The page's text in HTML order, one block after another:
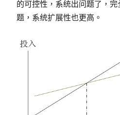
的可控性，系统出问题了，
题，系统扩展性也更高。